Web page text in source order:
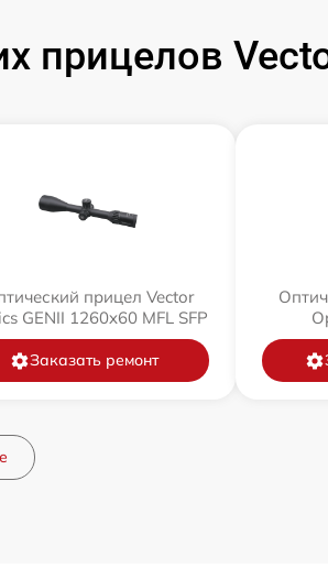
прицелов
прицел Vector
GENII 1260x60 MFL SFP
Заказать ремонт